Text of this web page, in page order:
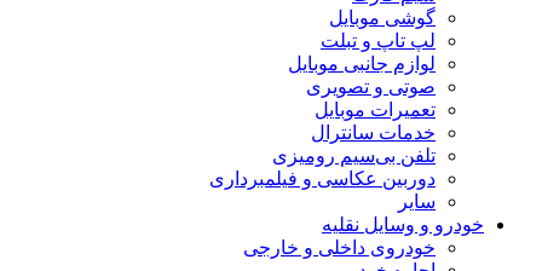
گوشی موبایل
لپ تاپ و تبلت
لوازم جانبی موبایل
صوتی و تصویری
تعمیرات موبایل
خدمات سانترال
تلفن بی‌سیم رومیزی
دوربین عکاسی و فیلمبرداری
سایر
خودرو و وسایل نقلیه
خودروی داخلی و خارجی